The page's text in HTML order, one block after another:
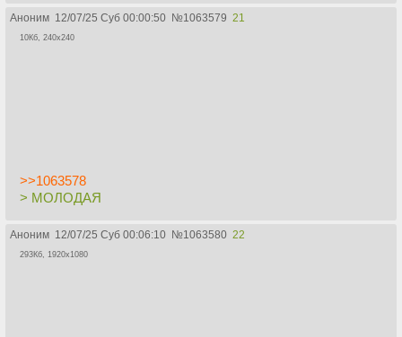
Аноним 12/07/25 Суб 00:00:50 №1063579 21
10Кб, 240x240
>>1063578
> МОЛОДАЯ
Аноним 12/07/25 Суб 00:06:10 №1063580 22
293Кб, 1920x1080